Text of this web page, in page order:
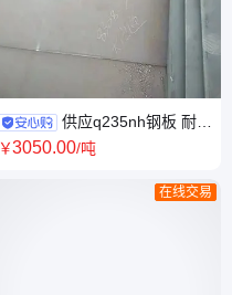
供应q235nh钢板 耐候
板 Q255NH耐候板材 现货盈日
￥3050.00/吨
在线交易